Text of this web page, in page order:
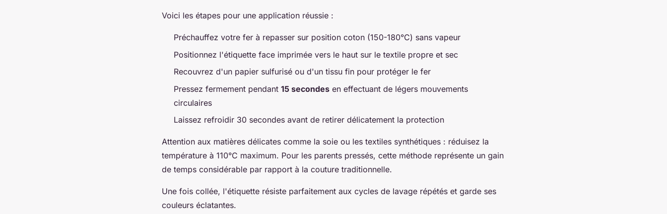
Voici les étapes pour une application réussie :
Préchauffez votre fer à repasser sur position coton (150-180°C) sans vapeur
Positionnez l'étiquette face imprimée vers le haut sur le textile propre et sec
Recouvrez d'un papier sulfurisé ou d'un tissu fin pour protéger le fer
Pressez fermement pendant 15 secondes en effectuant de légers mouvements
circulaires
Laissez refroidir 30 secondes avant de retirer délicatement la protection
Attention aux matières délicates comme la soie ou les textiles synthétiques : réduisez la
température à 110°C maximum. Pour les parents pressés, cette méthode représente un gain
de temps considérable par rapport à la couture traditionnelle.
Une fois collée, l'étiquette résiste parfaitement aux cycles de lavage répétés et garde ses
couleurs éclatantes.